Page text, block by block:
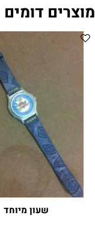
מוצרים דומים
שעון מיוחד